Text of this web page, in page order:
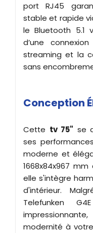
port RJ45
stable et rapide
le Bluetooth 5.1
d’une
streaming et la
sans
Conception
Cette tv 75" se
ses
moderne et
1668x84x967
elle s'intègre
d'intérieur.
Telefunken
modernité à